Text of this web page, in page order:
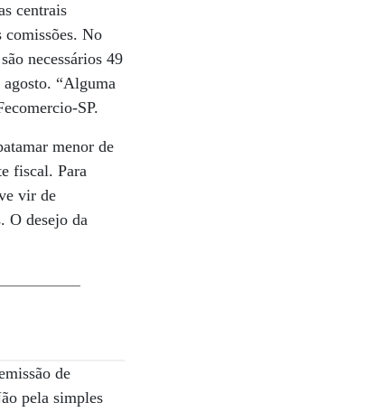
centrais
comissões. No
necessários 49
agosto. “Alguma
SP.
menor de
fiscal. Para
vir de
O desejo da
de
pela simples